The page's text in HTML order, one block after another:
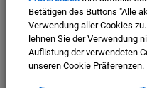
der Tel.-Nr. 08441 27-
mifaz@landratsamt-
Betätigen des Buttons "Alle
Verwendung aller Cookies
lehnen Sie der Verwendung
Auflistung der verwendeten
unseren Cookie Präferenzen.